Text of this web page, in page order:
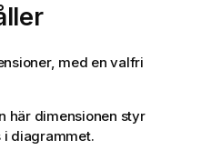
med en valfri
här dimensionen styr
i diagrammet.